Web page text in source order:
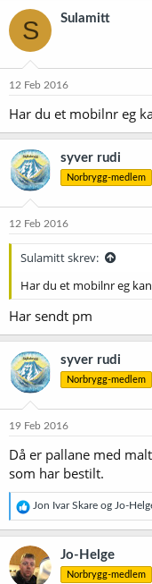
S Sulamitt
12 Feb 2016
Har du et mobilnr eg
syver rudi
Norbrygg-medlem
12 Feb 2016
Sulamitt skrev:
Har du et mobilnr eg
Har sendt pm
syver rudi
Norbrygg-medlem
19 Feb 2016
Då er pallane med
som har bestilt.
R
e
a
k
s
j
Jon Ivar Skare og Jo-
Jo-Helge
Norbrygg-medlem